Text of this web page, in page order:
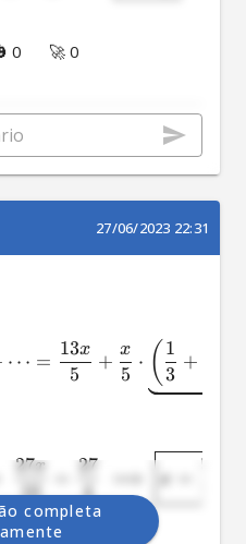
0 🚀 0
27/06/2023 22:31
⋯ =
5
13x
+
5
x
⋅ ( 3
1
+
10
27x
4
27 5
completa